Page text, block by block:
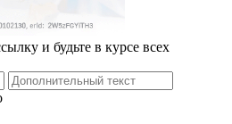
и будьте в курсе всех